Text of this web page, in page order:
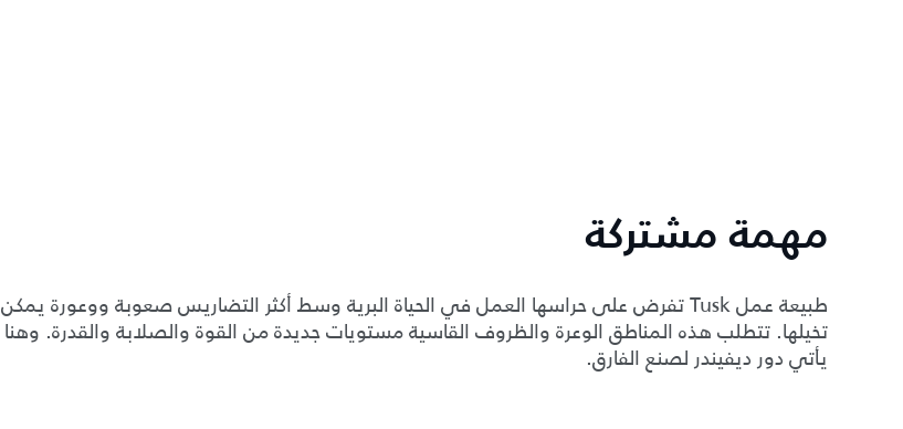
مهمة مشتركة
طبيعة عمل Tusk تفرض على حراسها العمل في الحياة البرية وسط أكثر التضاريس صعوبة ووعورة يمكن
تخيلها. تتطلب هذه المناطق الوعرة والظروف القاسية مستويات جديدة من القوة والصلابة والقدرة. وهنا
يأتي دور ديفيندر لصنع الفارق.